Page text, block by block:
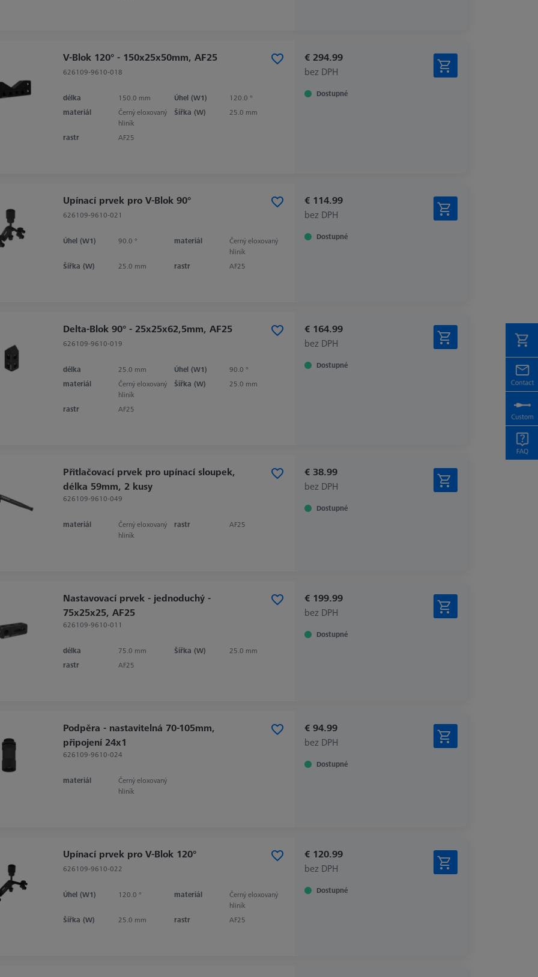
V-Blok 120° - 150x25x50mm, AF25
626109-9610-018
délka 150.0 mm Úhel (W1)
120.0 °
materiál
Černý eloxovaný
hliník
Šířka (W) 25.0 mm
rastr AF25
€ 294.99
bez DPH
Dostupné
Upínací prvek pro V-Blok 90°
626109-9610-021
Úhel (W1) 90.0 ° materiál
Černý eloxovaný
hliník
Šířka (W)
25.0 mm rastr AF25
€ 114.99
bez DPH
Dostupné
Delta-Blok 90° - 25x25x62,5mm, AF25
626109-9610-019
délka 25.0 mm Úhel (W1)
90.0 °
materiál
Černý eloxovaný
hliník
Šířka (W) 25.0 mm
rastr AF25
€ 164.99
bez DPH
Dostupné
Přitlačovací prvek pro upínací sloupek,
délka 59mm, 2 kusy
626109-9610-049
materiál
Černý eloxovaný
hliník
rastr AF25
€ 38.99
bez DPH
Dostupné
Nastavovací prvek - jednoduchý -
75x25x25, AF25
626109-9610-011
délka 75.0 mm Šířka (W)
25.0 mm
rastr
AF25
€ 199.99
bez DPH
Dostupné
Podpěra - nastavitelná 70-105mm,
připojení 24x1
626109-9610-024
materiál
Černý eloxovaný
hliník
€ 94.99
bez DPH
Dostupné
Upínací prvek pro V-Blok 120°
626109-9610-022
Úhel (W1) 120.0 ° materiál
Černý eloxovaný
hliník
Šířka (W)
25.0 mm rastr AF25
€ 120.99
bez DPH
Dostupné